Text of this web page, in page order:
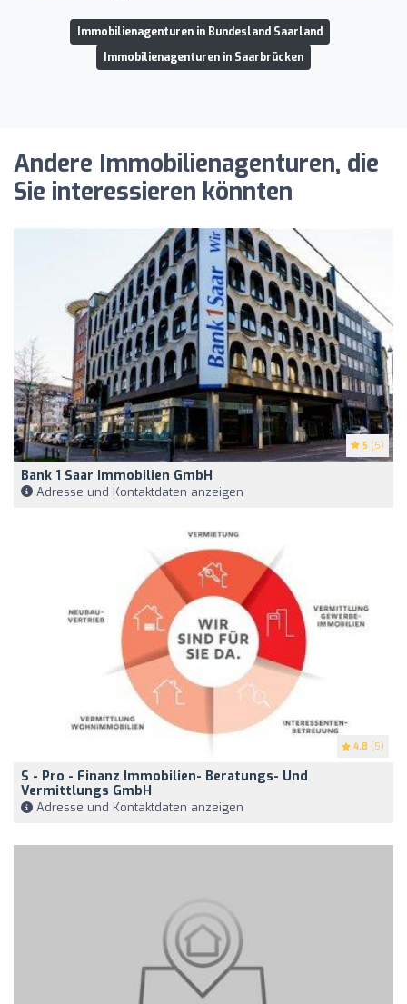
Immobilienagenturen in Bundesland Saarland
Immobilienagenturen in Saarbrücken
Andere Immobilienagenturen, die
Sie interessieren könnten
5 (5)
Bank 1 Saar Immobilien GmbH
Adresse und Kontaktdaten anzeigen
4.8 (5)
S - Pro - Finanz Immobilien- Beratungs- Und
Vermittlungs GmbH
Adresse und Kontaktdaten anzeigen